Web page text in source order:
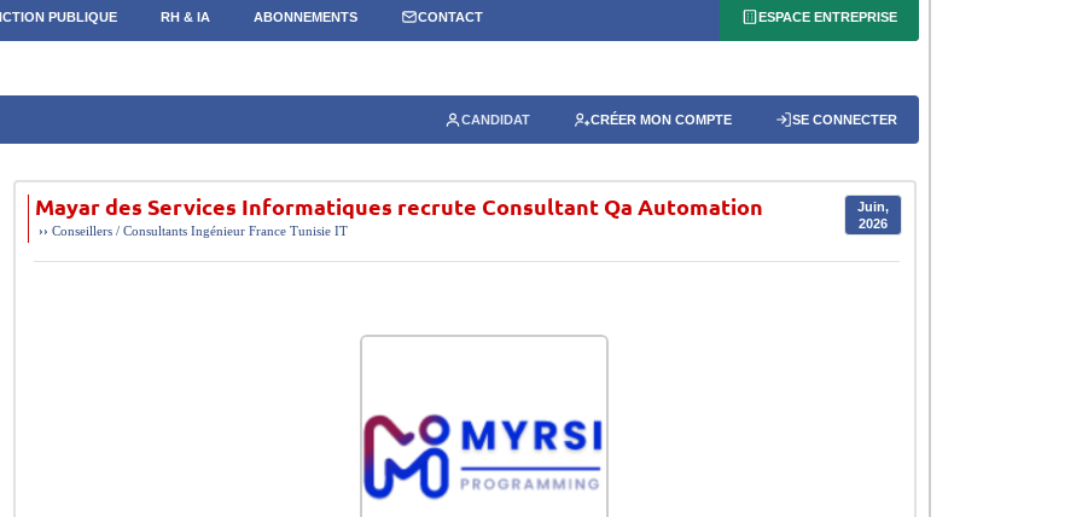
PUBLIQUE RH & IA ABONNEMENTS CONTACT ESPACE ENTREPRISE
CANDIDAT CRÉER MON COMPTE SE CONNECTER
Mayar des Services Informatiques recrute Consultant Qa Automation
Juin,
2026
›› Conseillers / Consultants Ingénieur France Tunisie IT